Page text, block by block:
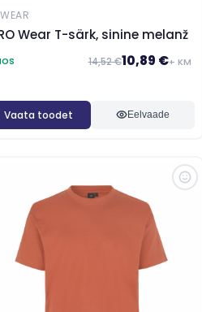
Wear T-särk, sinine melanž
14,52 €10,89 €+ KM
Vaata toodet Eelvaade